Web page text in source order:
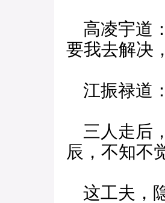
高凌宇道
要我去解决
江振禄道
三人走后
辰，不知不
这工夫，